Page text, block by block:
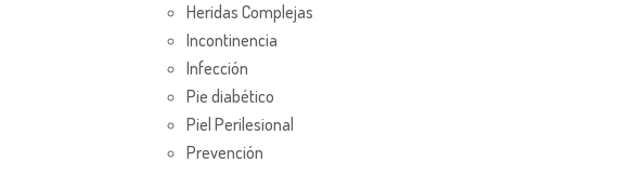
Heridas Complejas
Incontinencia
Infección
Pie diabético
Piel Perilesional
Prevención